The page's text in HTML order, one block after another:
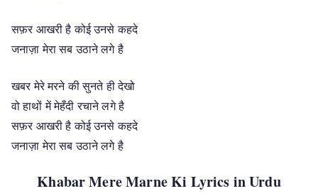
सफ़र आखरी है कोई उनसे कहदे
जनाज़ा मेरा सब उठाने लगे है
खबर मेरे मरने की सुनते ही देखो
वो हाथों में मेहँदी रचाने लगे है
सफ़र आखरी है कोई उनसे कहदे
जनाज़ा मेरा सब उठाने लगे है
Khabar Mere Marne Ki Lyrics in Urdu